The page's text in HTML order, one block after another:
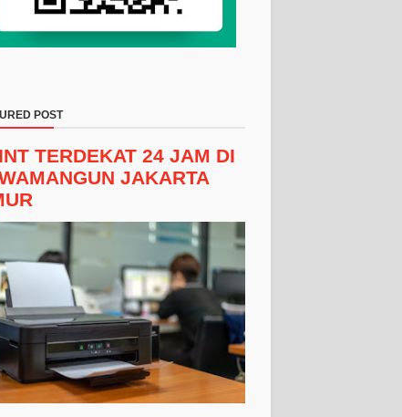
POST
TERDEKAT 24 JAM DI
JAKARTA